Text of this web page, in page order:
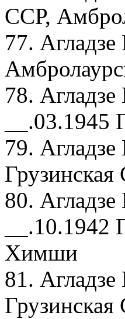
ССР,
77.
78.
79.
80.
Химши
81.